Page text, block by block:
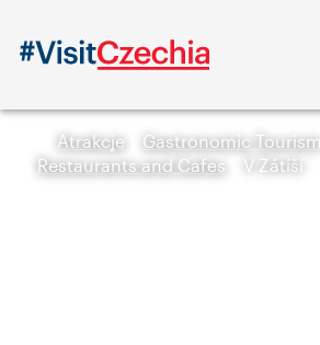
Atrakcje
Gastronomic Tourism
Restaurants and Cafes
V Zátiší